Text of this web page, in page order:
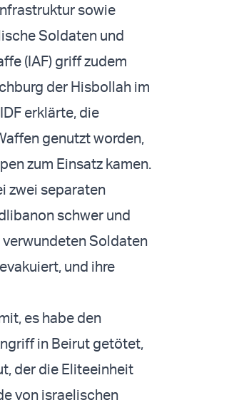
sowie
Soldaten und
(IAF) griff zudem
der Hisbollah im
erklärte, die
genutzt worden,
zum Einsatz kamen.
zwei separaten
schwer und
Soldaten
und ihre
es habe den
in Beirut getötet,
der die Eliteeinheit
von israelischen